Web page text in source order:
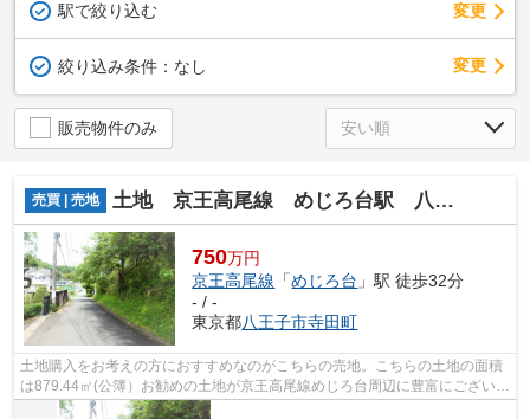
駅で絞り込む 変更
絞り込み条件： なし 変更
販売物件のみ
売買 | 売地 土地 京王高尾線 めじろ台駅 八王子市 寺田町
750万円
京王高尾線 「めじろ台 」駅 徒歩32分
- / -
東京都八王子市寺田町
土地購入をお考えの方におすすめなのがこちらの売地。こちらの土地の面積
は879.44㎡(公簿）お勧めの土地が京王高尾線めじろ台周辺に豊富にございま